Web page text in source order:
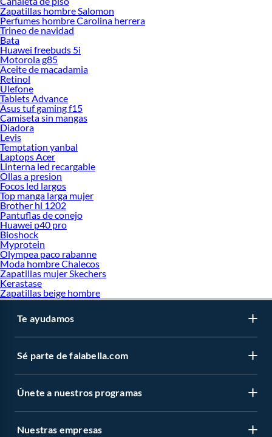
Zapatillas hombre Salomon
Perfumes hombre Carolina herrera
Trineo de navidad
Bata
Huawei freebuds 5i
Motorola g85
Aceite de macadamia
Retinol
Ulefone
Tablets Advance
Asus tuf gaming f15
Camiseta sin mangas
Diadora
Levis
Temptation yanbal
Laptops Acer
Linterna led recargable
Ollas a presion
Focos led largos
Top manga larga mujer
Brother hl 1202
Pantuflas de conejo
Huawei p40 pro
Bioshock
Myprotein
Olympea paco rabanne
Moda hombre Chalecos
Zapatillas mujer Skechers
Kerastase
Zapatillas beige hombre
Te ayudamos
Sé parte de falabella.com
Únete a nuestros programas
Nuestras empresas